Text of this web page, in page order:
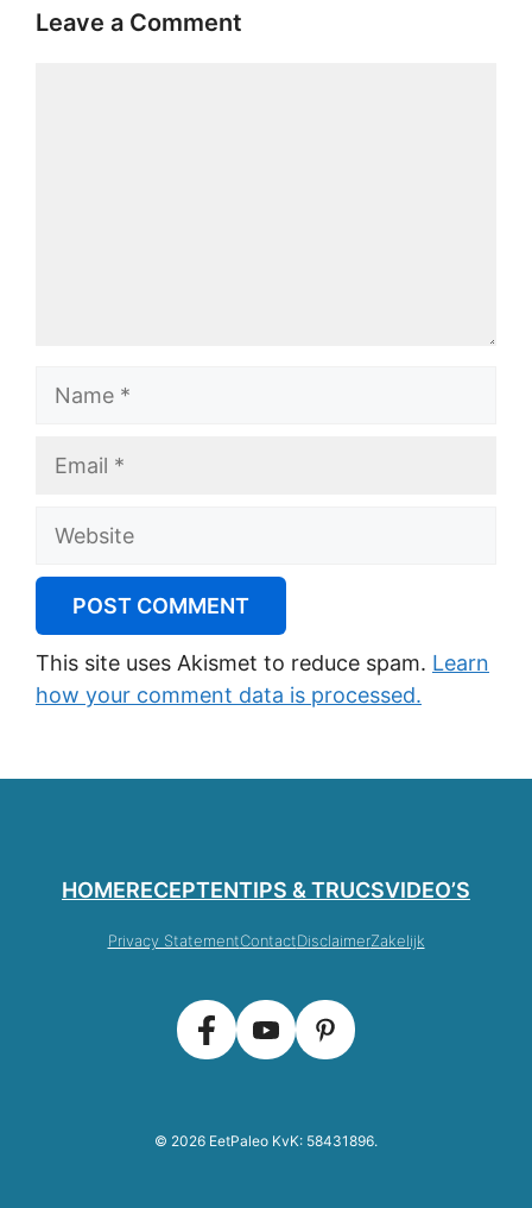
Leave a Comment
Name
Email
Website
This site uses Akismet to reduce spam. Learn
how your comment data is processed.
HOMERECEPTENTIPS & TRUCSVIDEO’S
Privacy StatementContactDisclaimerZakelijk
© 2026 EetPaleo KvK: 58431896.